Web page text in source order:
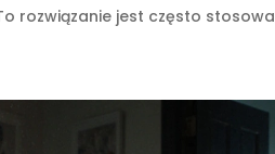
rozwiązanie jest często